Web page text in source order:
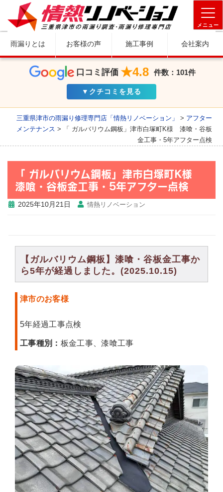
メニュー
雨漏りとは お客様の声 施工事例 会社案内
口コミ評価 ★4.8 件数：101件
▼クチコミを見る
三重県津市の雨漏り修理専門店「情熱リノベーション」 > アフター
メンテナンス >
「 ガルバリウム鋼板」津市白塚町K様 漆喰・谷板
金工事・5年アフター点検
「 ガルバリウム鋼板」津市白塚町K様
漆喰・谷板金工事・5年アフター点検
2025年10月21日 情熱リノベーション
【ガルバリウム鋼板】漆喰・谷板金工事か
ら5年が経過しました。(2025.10.15)
津市のお客様
5年経過工事点検
工事種別： 板金工事、漆喰工事